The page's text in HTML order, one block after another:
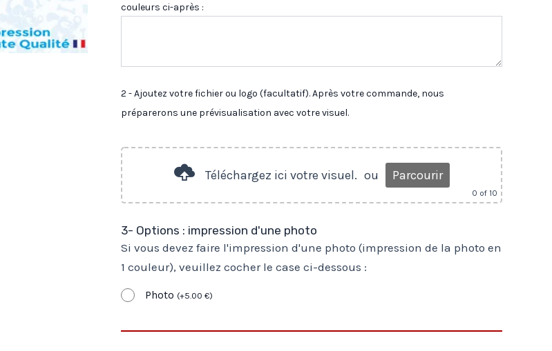
couleurs ci-après :
2 - Ajoutez votre fichier ou logo (facultatif). Après votre commande, nous
préparerons une prévisualisation avec votre visuel.
Téléchargez ici votre visuel. ou Parcourir
0 of 10
3- Options : impression d'une photo
Si vous devez faire l'impression d'une photo (impression de la photo en
1 couleur), veuillez cocher le case ci-dessous :
Photo (+5.00 €)